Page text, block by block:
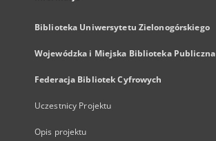
Biblioteka Uniwersytetu Zielonogórskiego
Wojewódzka i Miejska Biblioteka Publiczna
Federacja Bibliotek Cyfrowych
Uczestnicy Projektu
Opis projektu